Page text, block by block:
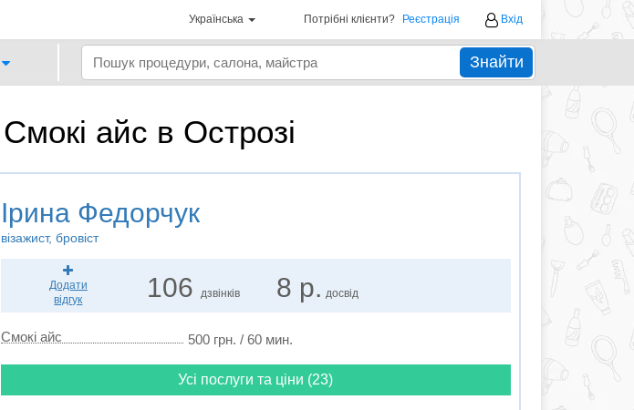
Українська Потрібні клієнти? Реєстрація Вхід
Знайти
Смокі айс в Острозі
Ірина Федорчук
візажист, бровіст
Додати
відгук
106 дзвінків 8 р. досвід
Смокі айс 500 грн. / 60 мин.
Усі послуги та ціни (23)